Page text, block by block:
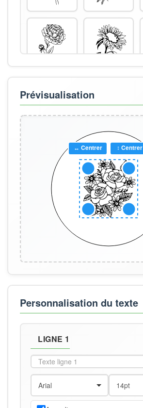
Prévisualisation
↔ Centrer ↕ Centrer
Personnalisation du texte
LIGNE 1